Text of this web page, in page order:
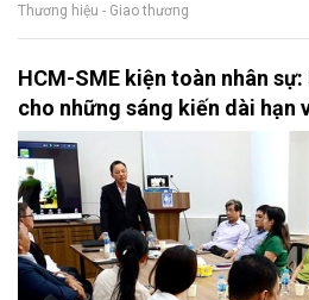
Thương hiệu - Giao thương
HCM-SME kiện toàn nhân
cho những sáng kiến dài hạn